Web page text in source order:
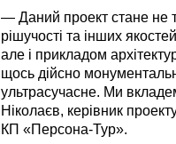
— Даний проект стане не
рішучості та інших
але і прикладом
щось дійсно
ультрасучасне. Ми
Ніколаєв, керівник
КП «Персона-Тур».